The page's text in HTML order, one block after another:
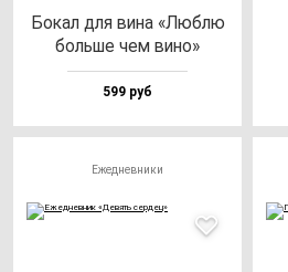
Бокал для ви­на «Люб­лю
боль­ше чем ви­но»
599 руб
Ежедневники